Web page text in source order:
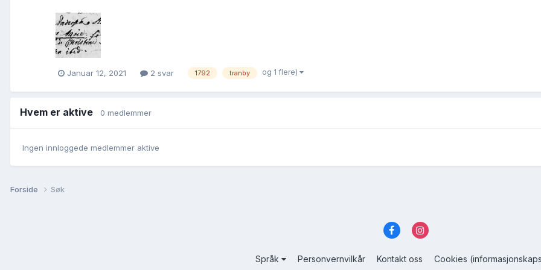
Januar 12, 2021 2 svar 1792 tranby og 1 flere)
Hvem er aktive 0 medlemmer
Ingen innloggede medlemmer aktive
Forside Søk
Språk Personvernvilkår Kontakt oss Cookies